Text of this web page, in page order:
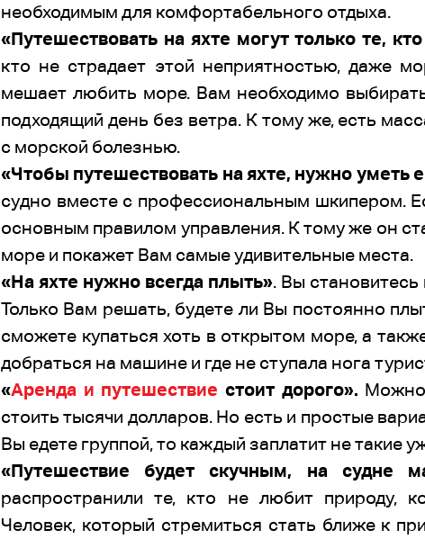
необходимым для комфортабельного отдыха.
«Путешествовать на яхте могут только те,
кто не страдает этой неприятностью, даже
мешает любить море. Вам необходимо
подходящий день без ветра. К тому же, есть
с морской болезнью.
«Чтобы путешествовать на яхте, нужно уметь
судно вместе с профессиональным шкипером.
основным правилом управления. К тому же он
море и покажет Вам самые удивительные места.
«На яхте нужно всегда плыть». Вы
Только Вам решать, будете ли Вы постоянно
сможете купаться хоть в открытом море, а
добраться на машине и где не ступала нога
«Аренда и путешествие стоит дорого».
стоить тысячи долларов. Но есть и простые
Вы едете группой, то каждый заплатит не такие
«Путешествие будет скучным, на судне
распространили те, кто не любит природу,
Человек, который стремиться стать ближе к